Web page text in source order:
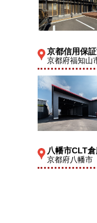
京都信用保
京都府福知山
八幡市CLT
京都府八幡市